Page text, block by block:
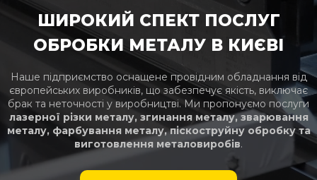
ШИРОКИЙ СПЕКТ ПОСЛУГ
ОБРОБКИ МЕТАЛУ В КИЄВІ
Наше підприємство оснащене провідним обладнання від
європейських виробників, що забезпечує якість, виключає
брак та неточності у виробництві. Ми пропонуємо послуги
лазерної різки металу, згинання металу, зварювання
металу, фарбування металу, піскоструйну обробку та
виготовлення металовиробів.